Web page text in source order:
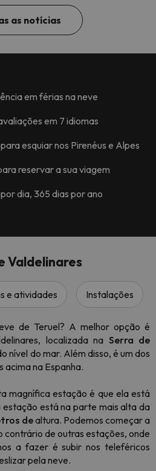
as notícias
em férias na neve
em 7 idiomas
esquiar nos Pirenéus e Alpes
reservar a sua viagem
dia, 365 dias por ano
Valdelinares
e atividades Instalações
de Teruel? A melhor opção é
localizada na Serra de
nível do mar. Além disso, é um dos
acima na Espanha.
magnífica estação é que ela está
estação está na parte mais alta da
dealtura. Podemos começar a
de outras estações, onde
a fazer é subir nos teleféricos
pela neve.